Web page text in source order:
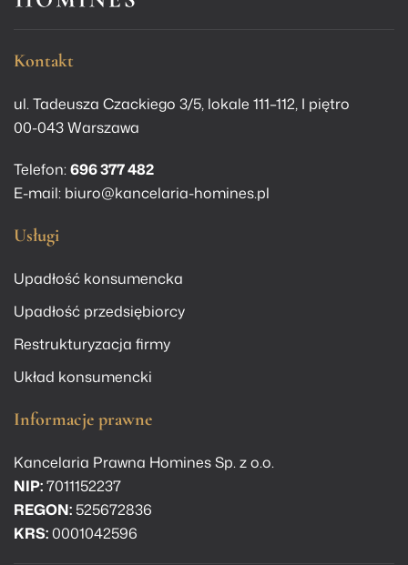
Kontakt
ul. Tadeusza Czackiego 3/5, lokale 111–112, I piętro
00-043 Warszawa
Telefon:696 377 482
E-mail: biuro@kancelaria-homines.pl
Usługi
Upadłość konsumencka
Upadłość przedsiębiorcy
Restrukturyzacja firmy
Układ konsumencki
Informacje prawne
Kancelaria Prawna Homines Sp. z o.o.
NIP:7011152237
REGON: 525672836
KRS:0001042596